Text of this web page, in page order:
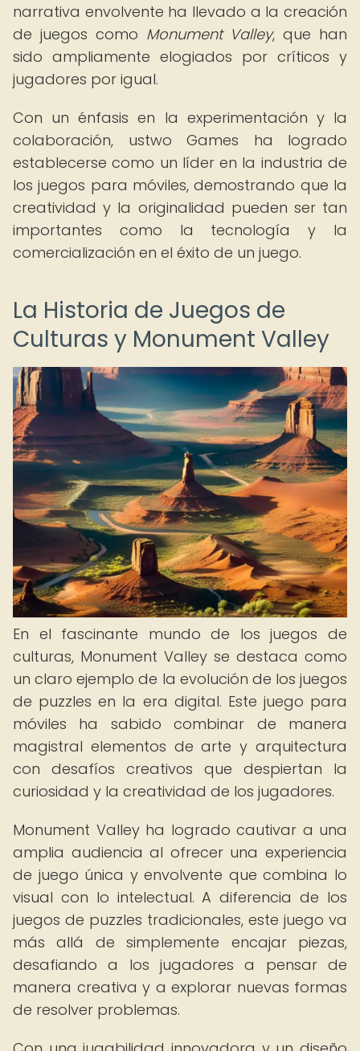
narrativa envolvente ha llevado a la creación
de juegos como Monument Valley, que han
sido ampliamente elogiados por críticos y
jugadores por igual.
Con un énfasis en la experimentación y la
colaboración, ustwo Games ha logrado
establecerse como un líder en la industria de
los juegos para móviles, demostrando que la
creatividad y la originalidad pueden ser tan
importantes como la tecnología y la
comercialización en el éxito de un juego.
La Historia de Juegos de
Culturas y Monument Valley
En el fascinante mundo de los juegos de
culturas, Monument Valley se destaca como
un claro ejemplo de la evolución de los juegos
de puzzles en la era digital. Este juego para
móviles ha sabido combinar de manera
magistral elementos de arte y arquitectura
con desafíos creativos que despiertan la
curiosidad y la creatividad de los jugadores.
Monument Valley ha logrado cautivar a una
amplia audiencia al ofrecer una experiencia
de juego única y envolvente que combina lo
visual con lo intelectual. A diferencia de los
juegos de puzzles tradicionales, este juego va
más allá de simplemente encajar piezas,
desafiando a los jugadores a pensar de
manera creativa y a explorar nuevas formas
de resolver problemas.